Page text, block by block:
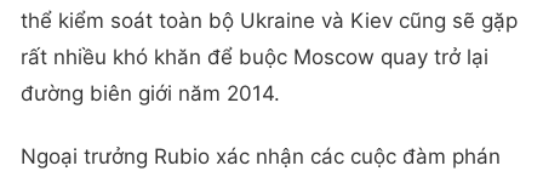
thể kiểm soát toàn bộ Ukraine và Kiev cũng sẽ gặp
rất nhiều khó khăn để buộc Moscow quay trở lại
đường biên giới năm 2014.
Ngoại trưởng Rubio xác nhận các cuộc đàm phán